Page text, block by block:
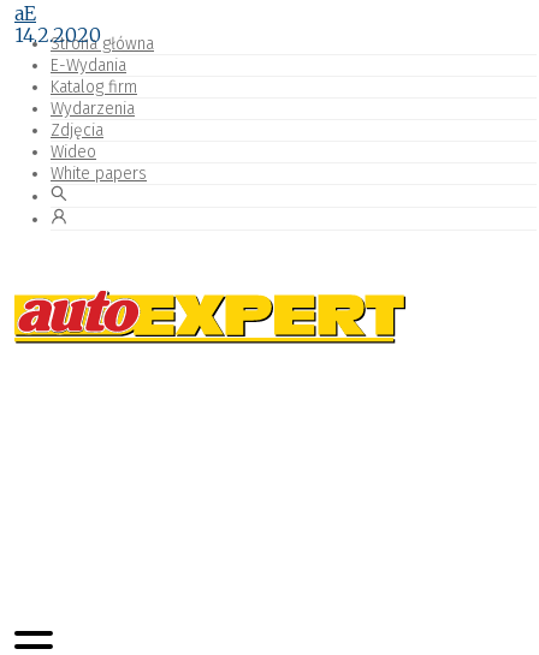
Strona główna
E-Wydania
Katalog firm
Wydarzenia
Zdjęcia
Wideo
White papers
aE
14.2.2020